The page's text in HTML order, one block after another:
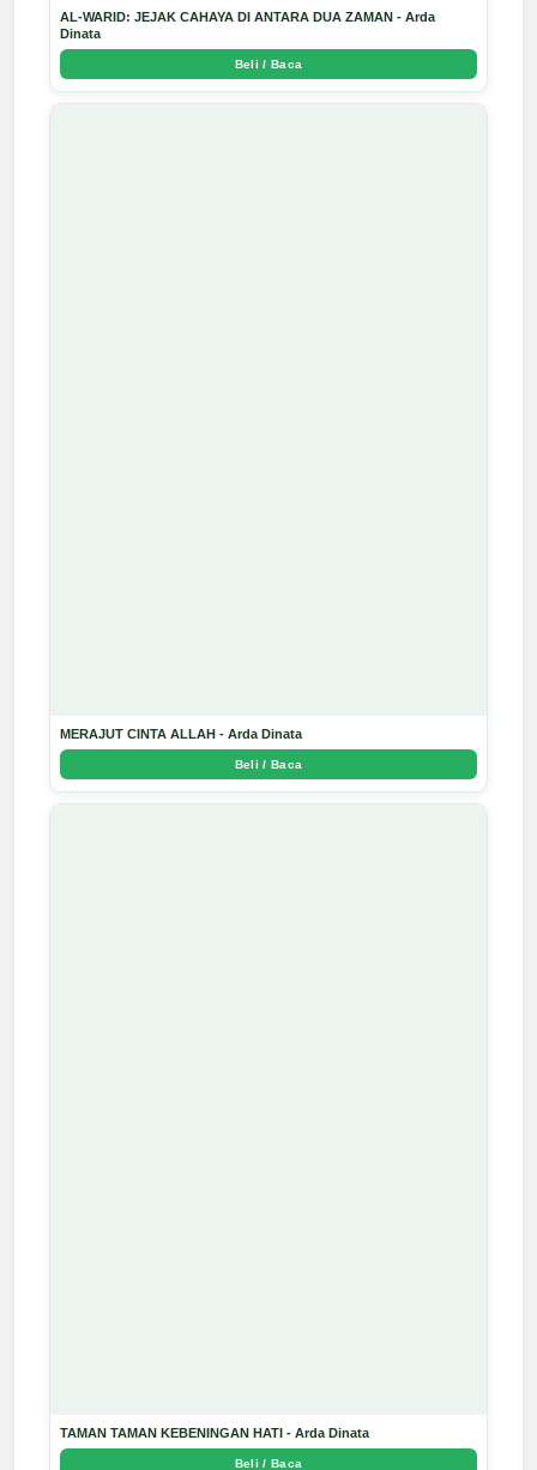
AL-WARID: JEJAK CAHAYA DI ANTARA DUA ZAMAN - Arda
Dinata
Beli / Baca
MERAJUT CINTA ALLAH - Arda Dinata
Beli / Baca
TAMAN TAMAN KEBENINGAN HATI - Arda Dinata
Beli / Baca